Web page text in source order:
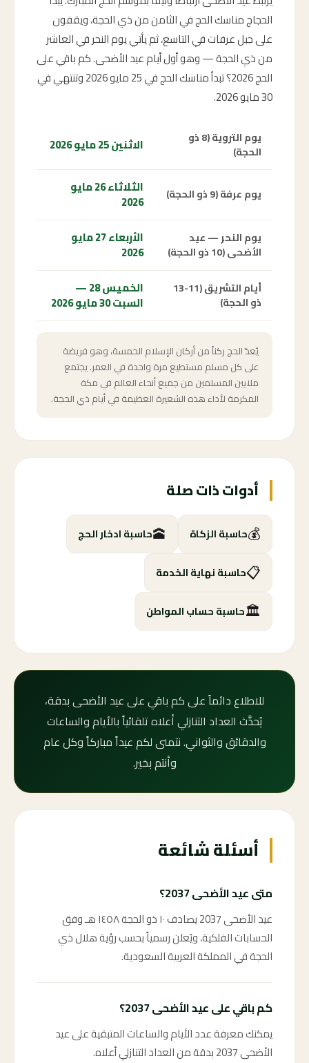
الحجاج مناسك الحج في الثامن من ذي الحجة، ويقفون
على جبل عرفات في التاسع، ثم يأتي يوم النحر في العاشر
من ذي الحجة — وهو أول أيام عيد الأضحى. كم باقي على
الحج 2026؟ تبدأ مناسك الحج في 25 مايو 2026 وتنتهي في
30 مايو 2026.
يوم التروية (8 ذو
الحجة)
الاثنين 25 مايو 2026
يوم عرفة (9 ذو الحجة) الثلاثاء 26 مايو
2026
يوم النحر — عيد
الأضحى (10 ذو الحجة)
الأربعاء 27 مايو
2026
أيام التشريق (11-13
ذو الحجة)
الخميس 28 —
السبت 30 مايو 2026
يُعدّ الحج ركناً من أركان الإسلام الخمسة، وهو فريضة
على كل مسلم مستطيع مرة واحدة في العمر. يجتمع
ملايين المسلمين من جميع أنحاء العالم في مكة
المكرمة لأداء هذه الشعيرة العظيمة في أيام ذي الحجة.
أدوات ذات صلة
💰حاسبة الزكاة 🕋حاسبة ادخار الحج
📋حاسبة نهاية الخدمة
🏛️حاسبة حساب المواطن
للاطلاع دائماً على كم باقي على عيد الأضحى بدقة،
يُحدَّث العداد التنازلي أعلاه تلقائياً بالأيام والساعات
والدقائق والثواني. نتمنى لكم عيداً مباركاً وكل عام
وأنتم بخير.
أسئلة شائعة
متى عيد الأضحى 2037؟
عيد الأضحى 2037 يصادف ١٠ ذو الحجة ١٤٥٨ هـ وفق
الحسابات الفلكية، ويُعلن رسمياً بحسب رؤية هلال ذي
الحجة في المملكة العربية السعودية.
كم باقي على عيد الأضحى 2037؟
يمكنك معرفة عدد الأيام والساعات المتبقية على عيد
الأضحى 2037 بدقة من العداد التنازلي أعلاه.